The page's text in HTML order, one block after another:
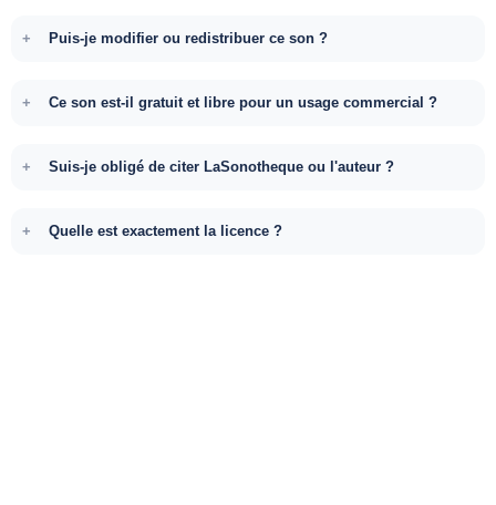
Puis-je modifier ou redistribuer ce son ?
Ce son est-il gratuit et libre pour un usage commercial ?
Suis-je obligé de citer LaSonotheque ou l'auteur ?
Quelle est exactement la licence ?